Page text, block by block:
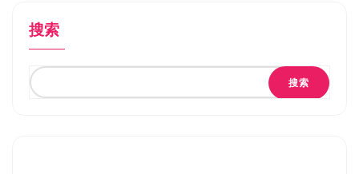
搜索
搜索